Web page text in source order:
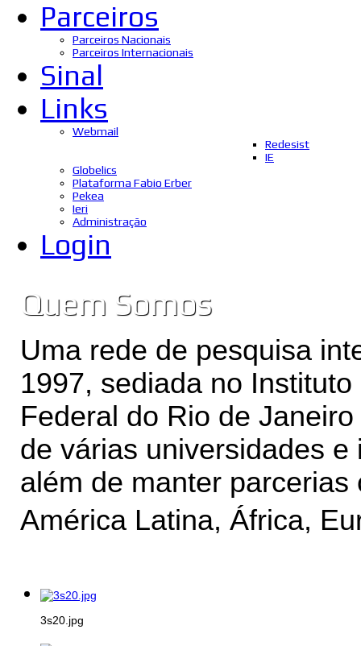
Parceiros
Parceiros Nacionais
Parceiros Internacionais
Sinal
Links
Webmail
Redesist
IE
Globelics
Plataforma Fabio Erber
Pekea
Ieri
Administração
Login
Quem Somos
Uma rede de pesquisa
1997, sediada no
Federal do Rio de
de várias universidades
além de manter
América Latina, África,
3s20.jpg